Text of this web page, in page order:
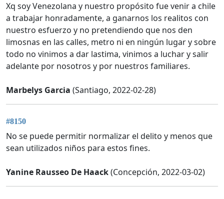
Xq soy Venezolana y nuestro propósito fue venir a chile
a trabajar honradamente, a ganarnos los realitos con
nuestro esfuerzo y no pretendiendo que nos den
limosnas en las calles, metro ni en ningún lugar y sobre
todo no vinimos a dar lastima, vinimos a luchar y salir
adelante por nosotros y por nuestros familiares.
Marbelys Garcia (Santiago, 2022-02-28)
#8150
No se puede permitir normalizar el delito y menos que
sean utilizados niños para estos fines.
Yanine Rausseo De Haack(Concepción, 2022-03-02)